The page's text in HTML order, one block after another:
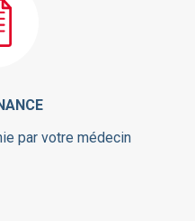
par votre médecin